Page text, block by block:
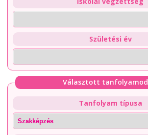
Születési év
Választott tanfolyamod
Tanfolyam típusa